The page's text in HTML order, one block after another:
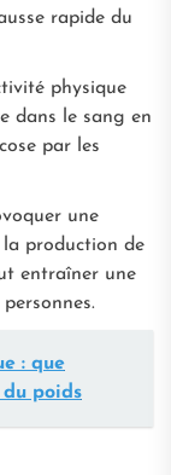
rapide du
physique
dans le sang en
par les
une
production de
entraîner une
: que
poids